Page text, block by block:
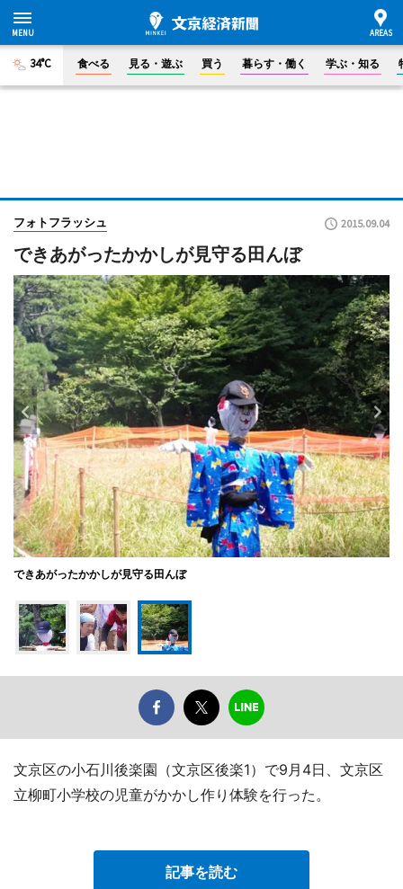
34°C 食べる 見る・遊ぶ 買う 暮らす・働く 学ぶ・知る
フォトフラッシュ 2015.09.04
できあがったかかしが見守る田んぼ
できあがったかかしが見守る田んぼ
文京区の小石川後楽園（文京区後楽1）で9月4日、文京区
立柳町小学校の児童がかかし作り体験を行った。
記事を読む